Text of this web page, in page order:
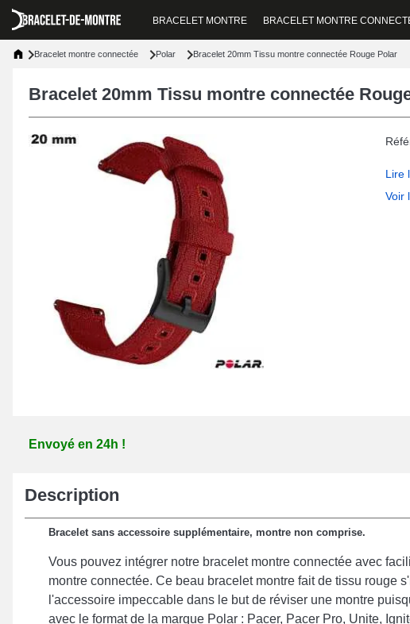
BRACELET MONTRE BRACELET MONTRE
Bracelet montre connectée Polar Bracelet 20mm Tissu montre connectée Rouge Polar
Bracelet 20mm Tissu montre connectée
Lire
Voir
Envoyé en 24h !
Description
Bracelet sans accessoire supplémentaire, montre non comprise.
Vous pouvez intégrer notre bracelet montre connectée avec
montre connectée. Ce beau bracelet montre fait de tissu rouge
l'accessoire impeccable dans le but de réviser une montre
avec le format de la marque Polar : Pacer, Pacer Pro, Unite,